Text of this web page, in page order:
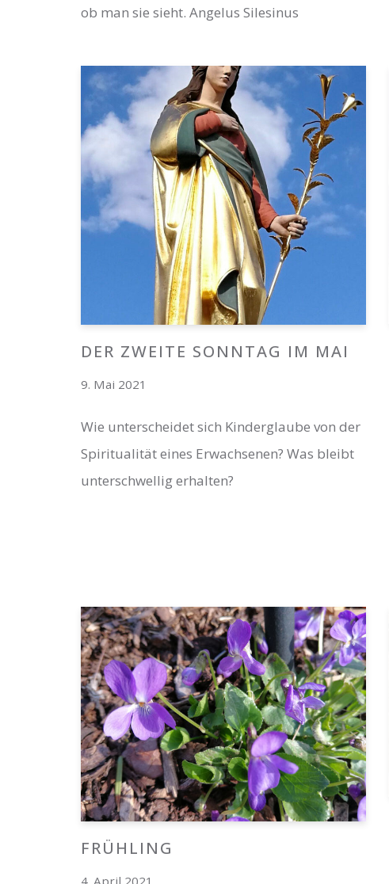
ob man sie sieht. Angelus Silesinus
DER ZWEITE SONNTAG IM MAI
9. Mai 2021
Wie unterscheidet sich Kinderglaube von der
Spiritualität eines Erwachsenen? Was bleibt
unterschwellig erhalten?
FRÜHLING
4. April 2021